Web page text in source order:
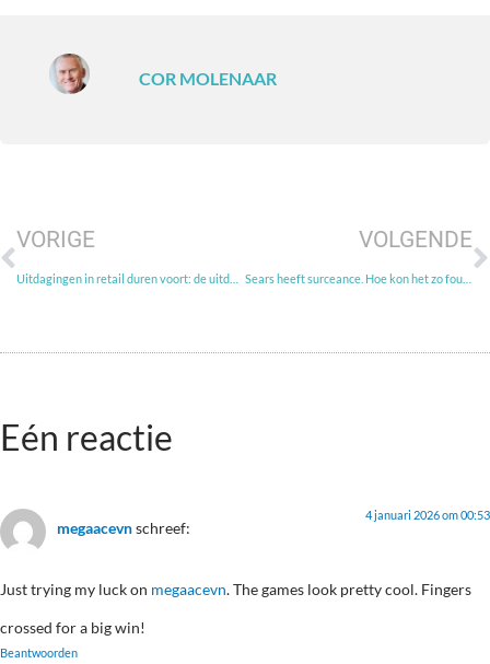
COR MOLENAAR
VORIGE VOLGENDE
Sears heeft surceance. Hoe kon het zo fout gaan
Eén reactie
megaacevnschreef:
4 januari 2026 om 00:53
Just trying my luck on megaacevn. The games look pretty cool. Fingers
crossed for a big win!
Beantwoorden